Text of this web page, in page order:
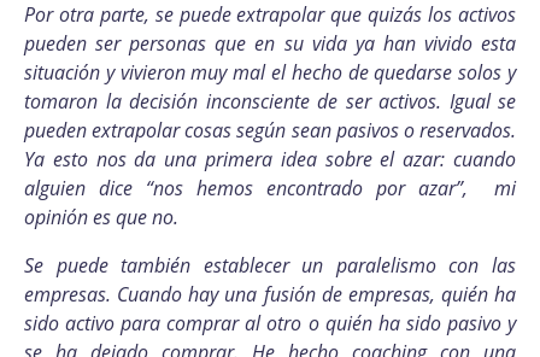
Por otra parte, se puede extrapolar que quizás los activos
pueden ser personas que en su vida ya han vivido esta
situación y vivieron muy mal el hecho de quedarse solos y
tomaron la decisión inconsciente de ser activos. Igual se
pueden extrapolar cosas según sean pasivos o reservados.
Ya esto nos da una primera idea sobre el azar: cuando
alguien dice “nos hemos encontrado por azar”, mi
opinión es que no.
Se puede también establecer un paralelismo con las
empresas. Cuando hay una fusión de empresas, quién ha
sido activo para comprar al otro o quién ha sido pasivo y